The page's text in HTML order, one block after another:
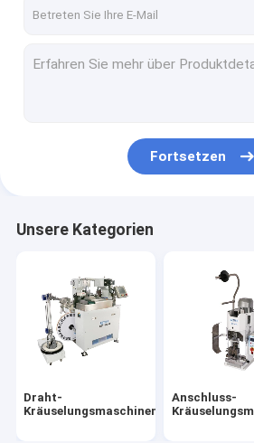
Draht-Ausschnitt und
Bewegungs-Kontrollsysteme
Anschluss-Quetschwerkzeug
Kabelbaum-Spinnmaschine
Draht-Falz-Zug-Prüfvorrichtung
Fortsetzen
Unsere Kategorien
Draht-
Kräuselungsmaschinen
Anschluss-